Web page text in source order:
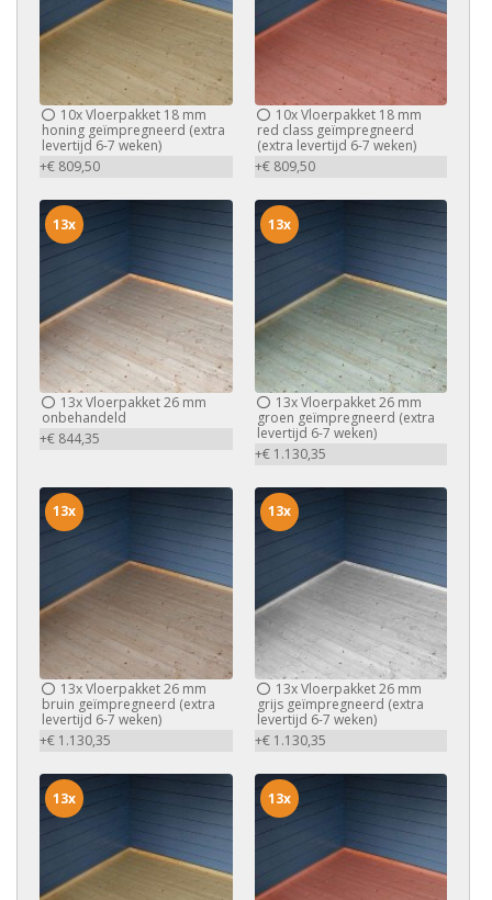
10xVloerpakket 18 mm
honing geïmpregneerd (extra
levertijd 6-7 weken)
+€ 809,50
10xVloerpakket 18 mm
red class geïmpregneerd
(extra levertijd 6-7 weken)
+€ 809,50
13xVloerpakket 26 mm
onbehandeld
+€ 844,35
13x
13xVloerpakket 26 mm
groen geïmpregneerd (extra
levertijd 6-7 weken)
+€ 1.130,35
13x
13xVloerpakket 26 mm
bruin geïmpregneerd (extra
levertijd 6-7 weken)
+€ 1.130,35
13x
13xVloerpakket 26 mm
grijs geïmpregneerd (extra
levertijd 6-7 weken)
+€ 1.130,35
13x
13x 13x